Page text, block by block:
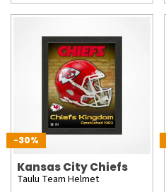
-30%
Kansas City Chiefs
Taulu Team Helmet